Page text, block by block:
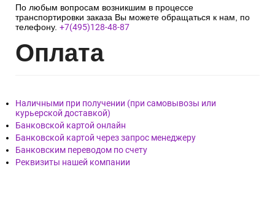
По любым вопросам возникшим в процессе
транспортировки заказа Вы можете обращаться к нам, по
телефону. +7(495)128-48-87
Оплата
Наличными при получении (при самовывозы или
курьерской доставкой)
Банковской картой онлайн
Банковской картой через запрос менеджеру
Банковским переводом по счету
Реквизиты нашей компании